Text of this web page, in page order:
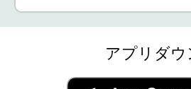
アプリダ